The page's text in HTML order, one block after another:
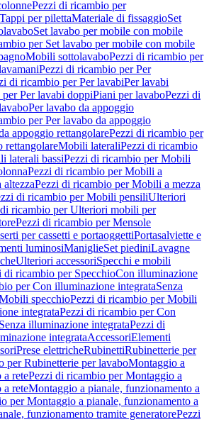
Pezzi di ricambio per
Tappi per pilettaMateriale di fissaggioSet
Set lavabo per mobile con mobile
per Set lavabo per mobile con mobile
Mobili sottolavaboPezzi di ricambio per
Pezzi di ricambio per Per
di ricambio per Per lavabiPer lavabi
Per lavabi doppiPiani per lavaboPezzi di
Per lavabo da appoggio
per Per lavabo da appoggio
appoggio rettangolarePezzi di ricambio per
rettangolareMobili lateraliPezzi di ricambio
laterali bassiPezzi di ricambio per Mobili
Pezzi di ricambio per Mobili a
Pezzi di ricambio per Mobili a mezza
di ricambio per Mobili pensiliUlteriori
ricambio per Ulteriori mobili per
Pezzi di ricambio per Mensole
per cassetti e portaoggettiPortasalviette e
luminosiManiglieSet piediniLavagne
Ulteriori accessoriSpecchi e mobili
di ricambio per SpecchioCon illuminazione
per Con illuminazione integrataSenza
specchioPezzi di ricambio per Mobili
integrataPezzi di ricambio per Con
Senza illuminazione integrataPezzi di
integrataAccessoriElementi
Prese elettricheRubinettiRubinetterie per
per Rubinetterie per lavaboMontaggio a
a retePezzi di ricambio per Montaggio a
a reteMontaggio a pianale, funzionamento a
per Montaggio a pianale, funzionamento a
funzionamento tramite generatorePezzi